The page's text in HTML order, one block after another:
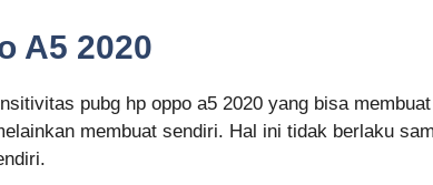
A5 2020
pubg hp oppo a5 2020 yang bisa
membuat sendiri. Hal ini tidak berlaku